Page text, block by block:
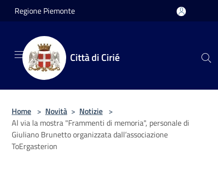
Salta al contenuto principale
Regione Piemonte
Città di Cirié
Home > Novità > Notizie >
Al via la mostra "Frammenti di memoria", personale di
Giuliano Brunetto organizzata dall’associazione
ToErgasterion